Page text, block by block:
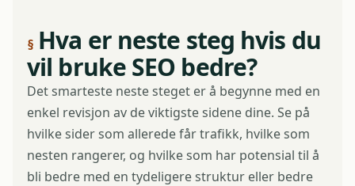
Hva er neste steg hvis du
vil bruke SEO bedre?
Det smarteste neste steget er å begynne med en
enkel revisjon av de viktigste sidene dine. Se på
hvilke sider som allerede får trafikk, hvilke som
nesten rangerer, og hvilke som har potensial til å
bli bedre med en tydeligere struktur eller bedre